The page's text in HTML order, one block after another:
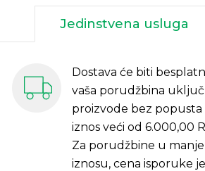
Jedinstvena usluga
Dostava će biti
vaša porudžbina
proizvode bez popusta
iznos veći od 6.000,00
Za porudžbine u
iznosu, cena isporuke je